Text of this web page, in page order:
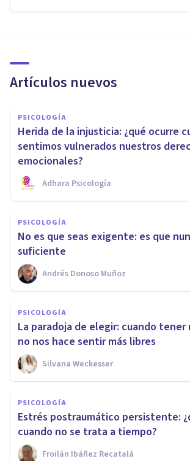
Artículos nuevos
PSICOLOGÍA
Herida de la injusticia: ¿qué ocurre
sentimos vulnerados nuestros
emocionales?
Adhara Psicología
PSICOLOGÍA
No es que seas exigente: es que
suficiente
Andrés Donoso Muñoz
PSICOLOGÍA
La paradoja de elegir: cuando tener
no nos hace sentir más libres
Silvana Weckesser
PSICOLOGÍA
Estrés postraumático persistente:
cuando no se trata a tiempo?
Froilán Ibáñez Recatalá